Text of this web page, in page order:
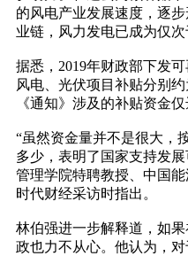
的风电产业发展速度，逐
业链，风力发电已成为仅
据悉，2019年财政部下发
风电、光伏项目补贴分别
《通知》涉及的补贴资金仅
“虽然资金量并不是很大，
多少，表明了国家支持发
管理学院特聘教授、中国
时代财经采访时指出。
林伯强进一步解释道，如
政也力不从心。他认为，